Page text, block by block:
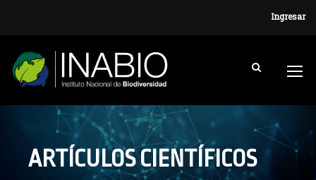
Ingresar
ARTÍCULOS CIENTÍFICOS